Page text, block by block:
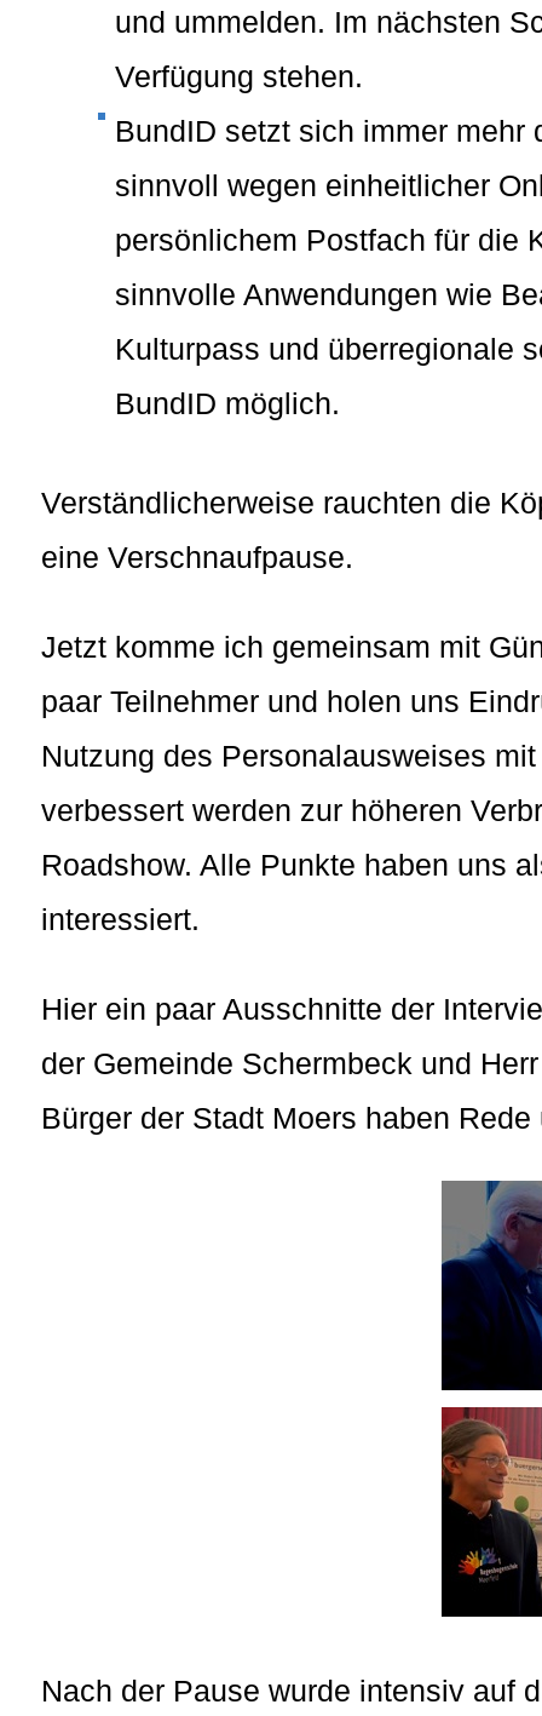
und ummelden. Im nächsten
Verfügung stehen.
BundID setzt sich immer
sinnvoll wegen einheitlicher
persönlichem Postfach für die
sinnvolle Anwendungen wie
Kulturpass und überregionale
BundID möglich.
Verständlicherweise rauchten die
eine Verschnaufpause.
Jetzt komme ich gemeinsam mit
paar Teilnehmer und holen uns
Nutzung des Personalausweises
verbessert werden zur höheren
Roadshow. Alle Punkte haben uns
interessiert.
Hier ein paar Ausschnitte der
der Gemeinde Schermbeck und
Bürger der Stadt Moers haben
Nach der Pause wurde intensiv auf